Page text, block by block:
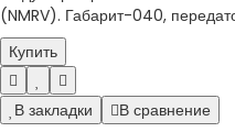
(NMRV). Габарит-040,
Купить
В закладки В сравнение